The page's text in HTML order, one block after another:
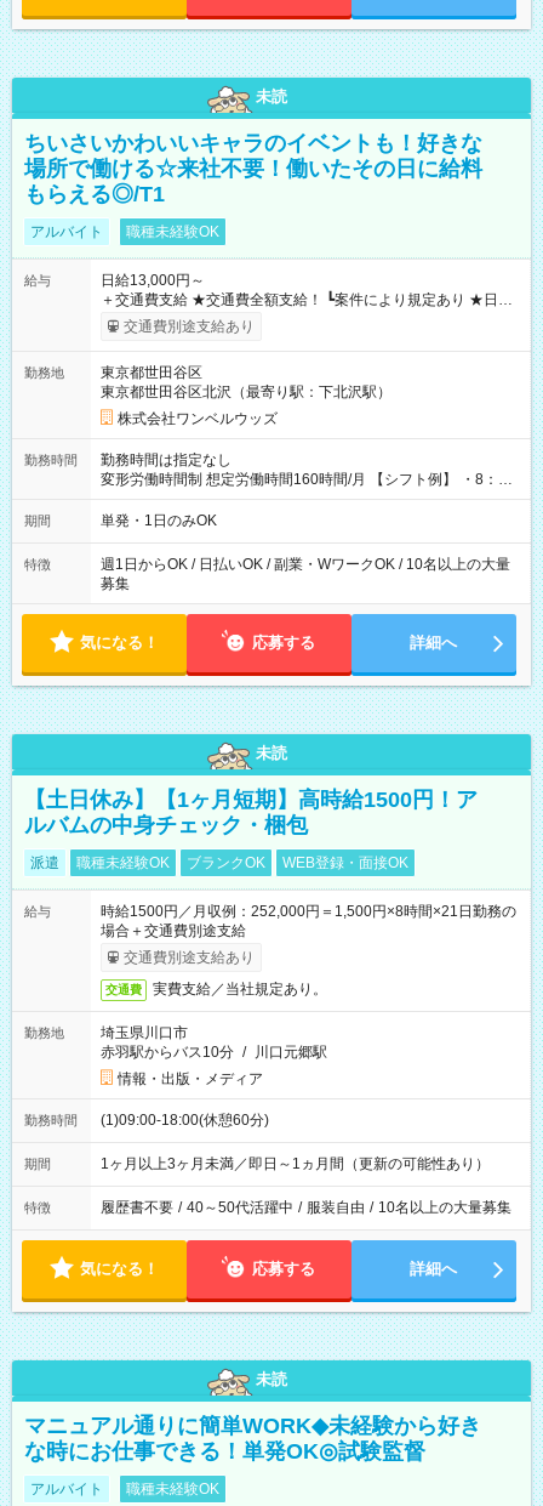
未読
ちいさいかわいいキャラのイベントも！好きな
場所で働ける☆来社不要！働いたその日に給料
もらえる◎/T1
アルバイト 職種未経験OK
給与
日給13,000円～
＋交通費支給 ★交通費全額支給！ ┗案件により規定あり ★日払
いOK！（規定あり） ┗働いたその日に現金GET♪ お仕事後はコ
ンビニATMから 日払い分を引き落とせます！ 【試用期間】試
交通費別途支給あり
勤務地
東京都世田谷区
東京都世田谷区北沢（最寄り駅：下北沢駅）
株式会社ワンベルウッズ
勤務時間
勤務時間は指定なし
変形労働時間制 想定労働時間160時間/月 【シフト例】 ・8：00
～21：00
期間 単発・1日のみOK
特徴
週1日からOK / 日払いOK / 副業・WワークOK / 10名以上の大量
募集
気になる！ 応募する 詳細へ
未読
【土日休み】【1ヶ月短期】高時給1500円！ア
ルバムの中身チェック・梱包
派遣 職種未経験OK ブランクOK WEB登録・面接OK
給与
時給1500円／月収例：252,000円＝1,500円×8時間×21日勤務の
場合＋交通費別途支給
交通費別途支給あり
交通費 実費支給／当社規定あり。
勤務地
埼玉県川口市
赤羽駅からバス10分 / 川口元郷駅
情報・出版・メディア
勤務時間 (1)09:00-18:00(休憩60分)
期間 1ヶ月以上3ヶ月未満／即日～1ヵ月間（更新の可能性あり）
特徴 履歴書不要 / 40～50代活躍中 / 服装自由 / 10名以上の大量募集
気になる！ 応募する 詳細へ
未読
マニュアル通りに簡単WORK◆未経験から好き
な時にお仕事できる！単発OK◎試験監督
アルバイト 職種未経験OK